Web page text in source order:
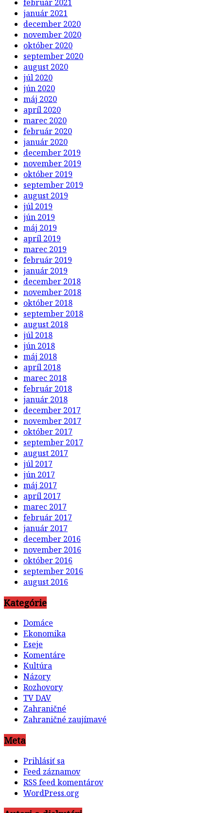
február 2021
január 2021
december 2020
november 2020
október 2020
september 2020
august 2020
júl 2020
jún 2020
máj 2020
apríl 2020
marec 2020
február 2020
január 2020
december 2019
november 2019
október 2019
september 2019
august 2019
júl 2019
jún 2019
máj 2019
apríl 2019
marec 2019
február 2019
január 2019
december 2018
november 2018
október 2018
september 2018
august 2018
júl 2018
jún 2018
máj 2018
apríl 2018
marec 2018
február 2018
január 2018
december 2017
november 2017
október 2017
september 2017
august 2017
júl 2017
jún 2017
máj 2017
apríl 2017
marec 2017
február 2017
január 2017
december 2016
november 2016
október 2016
september 2016
august 2016
Kategórie
Domáce
Ekonomika
Eseje
Komentáre
Kultúra
Názory
Rozhovory
TV DAV
Zahraničné
Zahraničné zaujímavé
Meta
Prihlásiť sa
Feed záznamov
RSS feed komentárov
WordPress.org